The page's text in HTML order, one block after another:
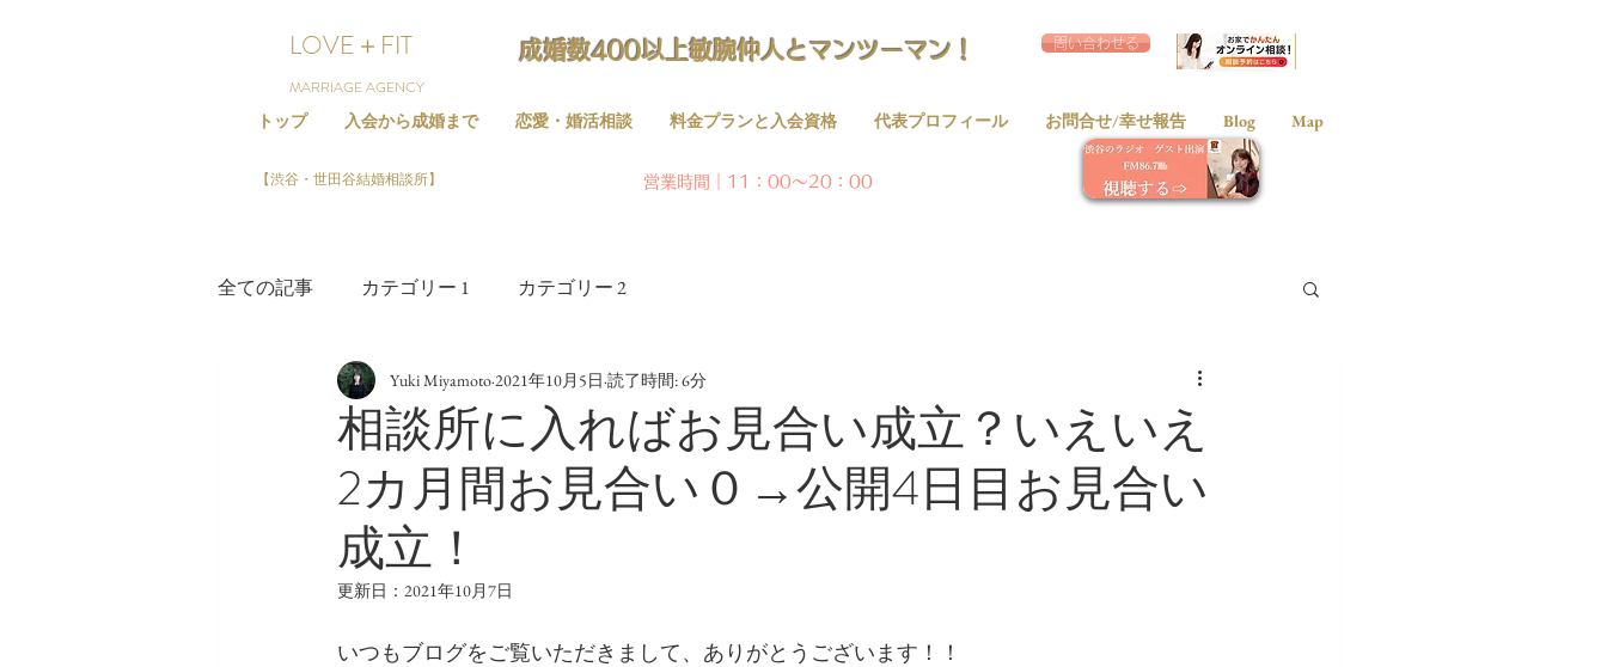
LOVE＋FIT 成婚数400以上敏腕仲人とマンツーマン！ 問い合わせる
MARRIAGE AGENCY
トップ
入会から成婚まで 恋愛・婚活相談 料金プランと入会資格 代表プロフィール お問合せ/幸せ報告 Blog Map
【渋谷・世田谷結婚相談所】 営業時間｜11：00～20：00
全ての記事 カテゴリー 1 カテゴリー 2
相談所に入ればお見合い成立？いえいえ
2カ月間お見合い０→公開4日目お見合い
成立！
Yuki Miyamoto 2021年10月5日 読了時間: 6分
更新日： 2021年10月7日
いつもブログをご覧いただきまして、ありがとうございます！！